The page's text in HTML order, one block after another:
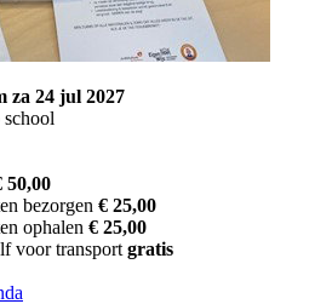
za 24 jul 2027
50,00
bezorgen € 25,00
ophalen € 25,00
voor transport gratis